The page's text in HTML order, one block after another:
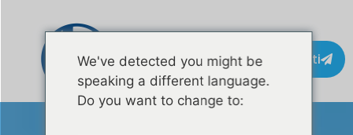
Kontakti
We've detected you might be
speaking a different language.
Do you want to change to: